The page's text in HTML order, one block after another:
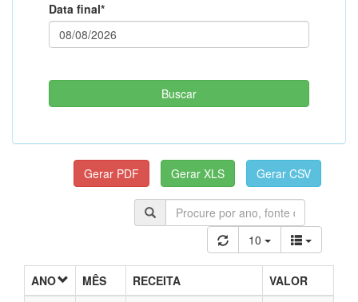
Data final*
10
ANO MÊS RECEITA
VALOR